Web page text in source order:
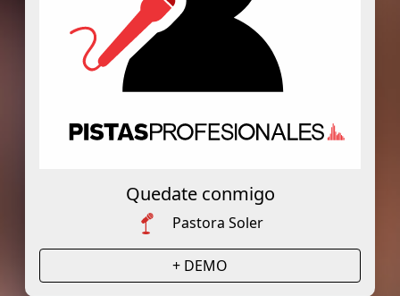
Quedate conmigo
Pastora Soler
+ DEMO